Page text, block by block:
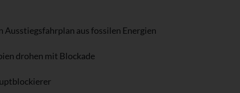
aus fossilen Energien
drohen mit Blockade